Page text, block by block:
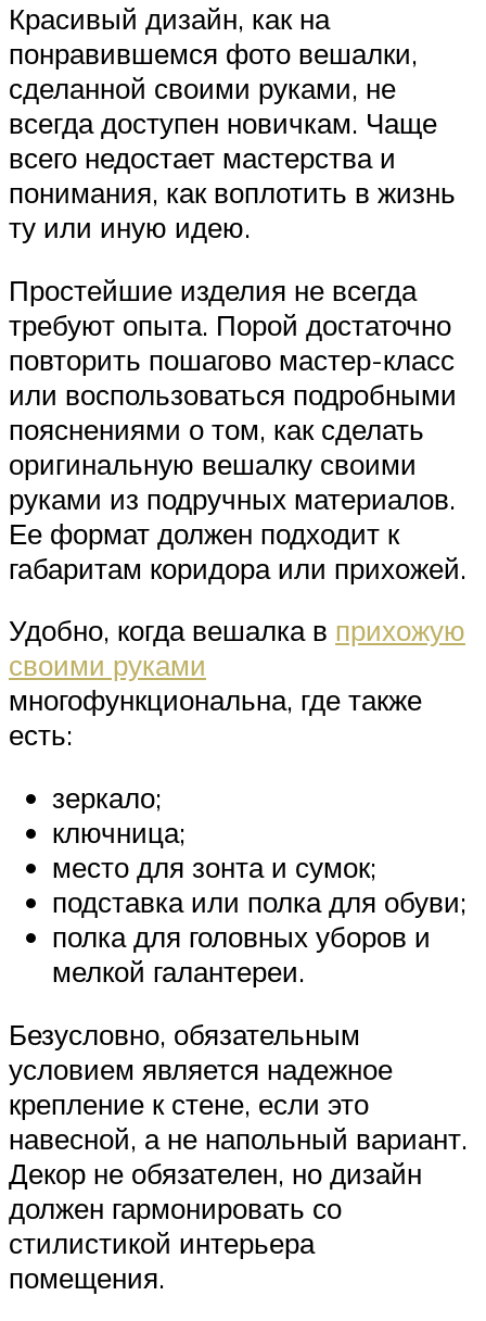
Красивый дизайн, как на
понравившемся фото вешалки,
сделанной своими руками, не
всегда доступен новичкам. Чаще
всего недостает мастерства и
понимания, как воплотить в жизнь
ту или иную идею.
Простейшие изделия не всегда
требуют опыта. Порой достаточно
повторить пошагово мастер-класс
или воспользоваться подробными
пояснениями о том, как сделать
оригинальную вешалку своими
руками из подручных материалов.
Ее формат должен подходит к
габаритам коридора или прихожей.
Удобно, когда вешалка в прихожую
своими руками
многофункциональна, где также
есть:
зеркало;
ключница;
место для зонта и сумок;
подставка или полка для обуви;
полка для головных уборов и
мелкой галантереи.
Безусловно, обязательным
условием является надежное
крепление к стене, если это
навесной, а не напольный вариант.
Декор не обязателен, но дизайн
должен гармонировать со
стилистикой интерьера
помещения.